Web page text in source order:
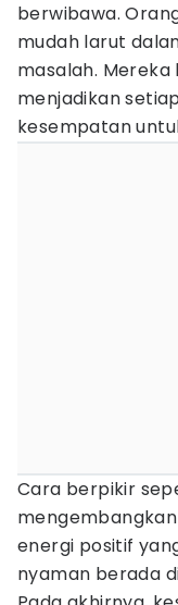
berwibawa.
mudah larut
masalah.
menjadikan
kesempatan
Cara berpikir
energi positif
nyaman berada